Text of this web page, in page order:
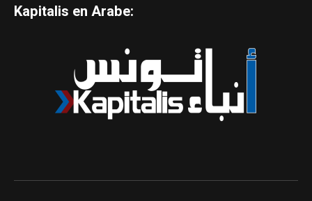
Kapitalis en Arabe: